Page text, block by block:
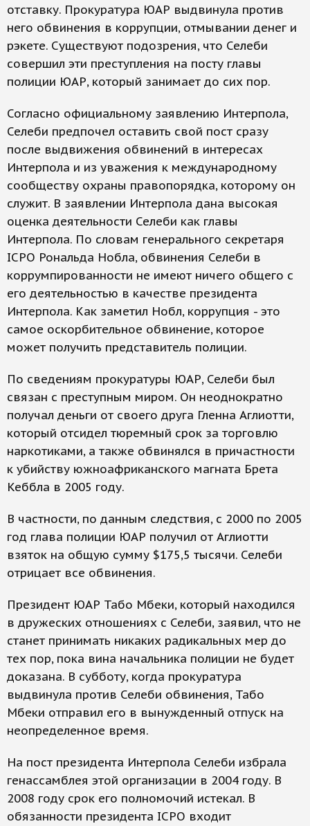
отставку. Прокуратура ЮАР выдвинула против
него обвинения в коррупции, отмывании денег и
рэкете. Существуют подозрения, что Селеби
совершил эти преступления на посту главы
полиции ЮАР, который занимает до сих пор.
Согласно официальному заявлению Интерпола,
Селеби предпочел оставить свой пост сразу
после выдвижения обвинений в интересах
Интерпола и из уважения к международному
сообществу охраны правопорядка, которому он
служит. В заявлении Интерпола дана высокая
оценка деятельности Селеби как главы
Интерпола. По словам генерального секретаря
ICPO Рональда Нобла, обвинения Селеби в
коррумпированности не имеют ничего общего с
его деятельностью в качестве президента
Интерпола. Как заметил Нобл, коррупция - это
самое оскорбительное обвинение, которое
может получить представитель полиции.
По сведениям прокуратуры ЮАР, Селеби был
связан с преступным миром. Он неоднократно
получал деньги от своего друга Гленна Аглиотти,
который отсидел тюремный срок за торговлю
наркотиками, а также обвинялся в причастности
к убийству южноафриканского магната Брета
Кеббла в 2005 году.
В частности, по данным следствия, с 2000 по 2005
год глава полиции ЮАР получил от Аглиотти
взяток на общую сумму $175,5 тысячи. Селеби
отрицает все обвинения.
Президент ЮАР Табо Мбеки, который находился
в дружеских отношениях с Селеби, заявил, что не
станет принимать никаких радикальных мер до
тех пор, пока вина начальника полиции не будет
доказана. В субботу, когда прокуратура
выдвинула против Селеби обвинения, Табо
Мбеки отправил его в вынужденный отпуск на
неопределенное время.
На пост президента Интерпола Селеби избрала
генассамблея этой организации в 2004 году. В
2008 году срок его полномочий истекал. В
обязанности президента ICPO входит